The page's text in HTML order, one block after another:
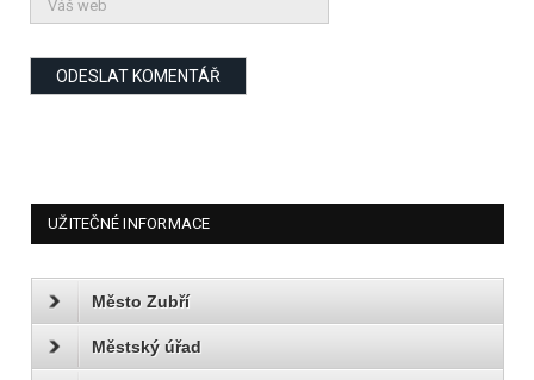
UŽITEČNÉ INFORMACE
Město Zubří
Městský úřad